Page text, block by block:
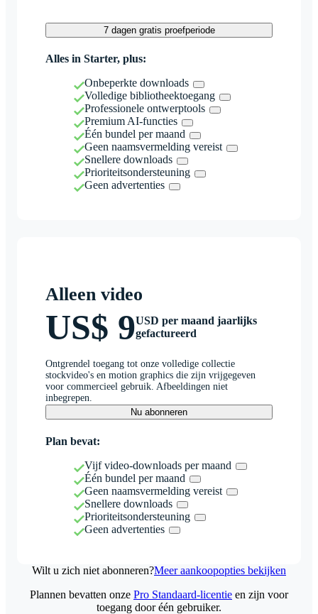
7 dagen gratis proefperiode
Alles in Starter, plus:
Onbeperkte downloads
Volledige bibliotheektoegang
Professionele ontwerptools
Premium AI-functies
Één bundel per maand
Geen naamsvermelding vereist
Snellere downloads
Prioriteitsondersteuning
Geen advertenties
Alleen video
US$ 9USD per maand jaarlijks
gefactureerd
Ontgrendel toegang tot onze volledige collectie
stockvideo's en motion graphics die zijn vrijgegeven
voor commercieel gebruik. Afbeeldingen niet
inbegrepen.
Nu abonneren
Plan bevat:
Vijf video-downloads per maand
Één bundel per maand
Geen naamsvermelding vereist
Snellere downloads
Prioriteitsondersteuning
Geen advertenties
Wilt u zich niet abonneren?Meer aankoopopties bekijken
Plannen bevatten onze Pro Standaard-licentie en zijn voor
toegang door één gebruiker.